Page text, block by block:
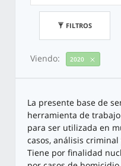
FILTROS
Viendo: 2020
La presente base de
herramienta de
para ser utilizada en
casos, análisis
Tiene por finalidad